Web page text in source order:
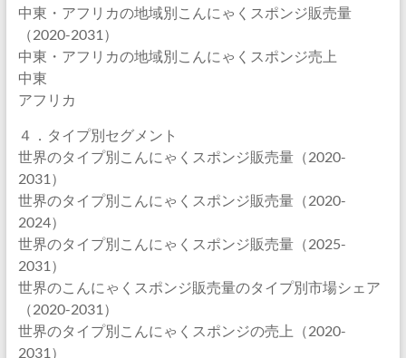
中東・アフリカの地域別こんにゃくスポンジ販売量
（2020-2031）
中東・アフリカの地域別こんにゃくスポンジ売上
中東
アフリカ
４．タイプ別セグメント
世界のタイプ別こんにゃくスポンジ販売量（2020-
2031）
世界のタイプ別こんにゃくスポンジ販売量（2020-
2024）
世界のタイプ別こんにゃくスポンジ販売量（2025-
2031）
世界のこんにゃくスポンジ販売量のタイプ別市場シェア
（2020-2031）
世界のタイプ別こんにゃくスポンジの売上（2020-
2031）